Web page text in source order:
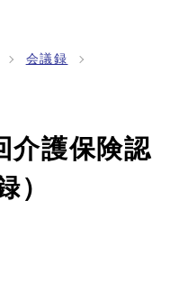
会議録
介護保険認
）